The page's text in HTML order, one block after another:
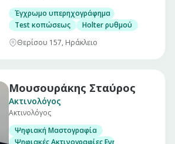
Έγχρωμο υπερηχογράφημα
Test κοπώσεως
Holter ρυθμού
Θερίσου 157, Ηράκλειο
Μουσουράκης Σταύρος
Ακτινολόγος
Ακτινολόγος
Ψηφιακή Μαστογραφία
Ψηφιακές Ακτινογραφίες Ενηλίκων & Παίδων